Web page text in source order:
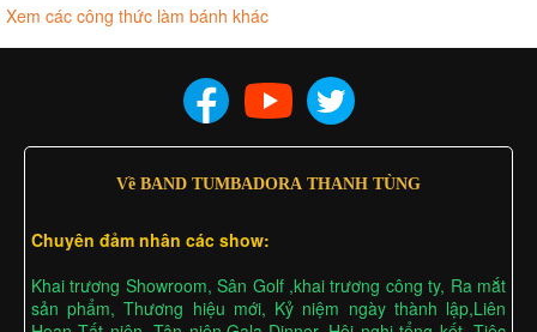
Xem các công thức làm bánh khác
Về BAND TUMBADORA THANH TÙNG
Chuyên đảm nhân các show:
Khai trương Showroom, Sân Golf ,khai trương công ty, Ra mắt
sản phẩm, Thương hiệu mới, Kỷ niệm ngày thành lập,Liên